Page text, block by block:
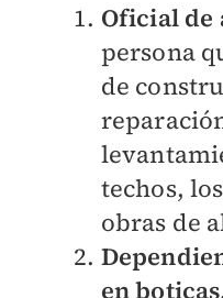
Oficial
persona
de
techos,
obras de
en